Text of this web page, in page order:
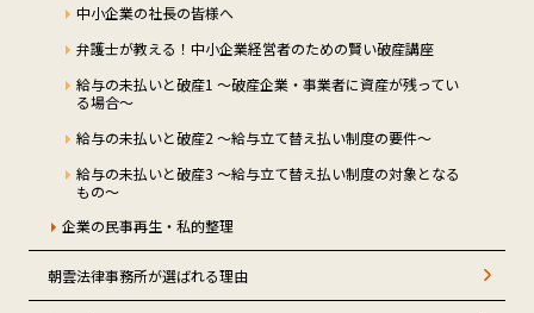
中小企業の社長の皆様へ
弁護士が教える！中小企業経営者のための賢い破産講座
給与の未払いと破産1 ～破産企業・事業者に資産が残ってい
る場合～
給与の未払いと破産2 ～給与立て替え払い制度の要件～
給与の未払いと破産3 ～給与立て替え払い制度の対象となる
もの～
企業の民事再生・私的整理
朝雲法律事務所が選ばれる理由